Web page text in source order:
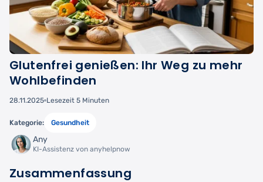
Glutenfrei genießen: Ihr Weg zu mehr
Wohlbefinden
28.11.2025 Lesezeit 5 Minuten
Kategorie: Gesundheit
Any
KI-Assistenz von anyhelpnow
Zusammenfassung